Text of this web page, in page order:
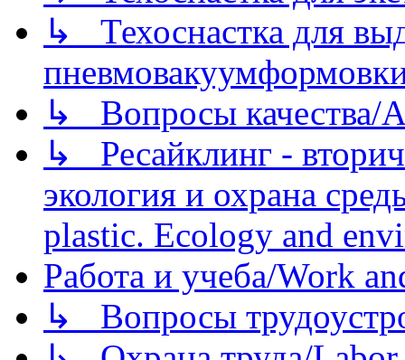
↳ Техоснастка для
↳ Вопросы качества/
↳ Ресайклинг -
экология и охрана
plastic. Ecology and
Работа и учеба/Work
↳ Вопросы